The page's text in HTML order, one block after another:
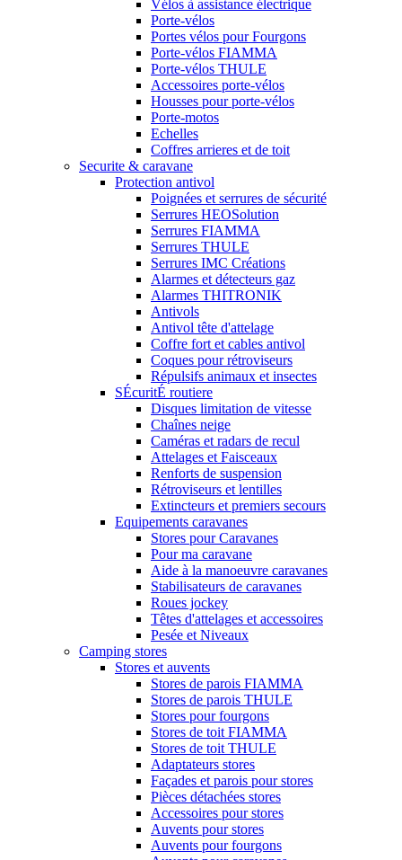
Vélos à assistance électrique
Porte-vélos
Portes vélos pour Fourgons
Porte-vélos FIAMMA
Porte-vélos THULE
Accessoires porte-vélos
Housses pour porte-vélos
Porte-motos
Echelles
Coffres arrieres et de toit
Securite & caravane
Protection antivol
Poignées et serrures de sécurité
Serrures HEOSolution
Serrures FIAMMA
Serrures THULE
Serrures IMC Créations
Alarmes et détecteurs gaz
Alarmes THITRONIK
Antivols
Antivol tête d'attelage
Coffre fort et cables antivol
Coques pour rétroviseurs
Répulsifs animaux et insectes
SÉcuritÉ routiere
Disques limitation de vitesse
Chaînes neige
Caméras et radars de recul
Attelages et Faisceaux
Renforts de suspension
Rétroviseurs et lentilles
Extincteurs et premiers secours
Equipements caravanes
Stores pour Caravanes
Pour ma caravane
Aide à la manoeuvre caravanes
Stabilisateurs de caravanes
Roues jockey
Têtes d'attelages et accessoires
Pesée et Niveaux
Camping stores
Stores et auvents
Stores de parois FIAMMA
Stores de parois THULE
Stores pour fourgons
Stores de toit FIAMMA
Stores de toit THULE
Adaptateurs stores
Façades et parois pour stores
Pièces détachées stores
Accessoires pour stores
Auvents pour stores
Auvents pour fourgons